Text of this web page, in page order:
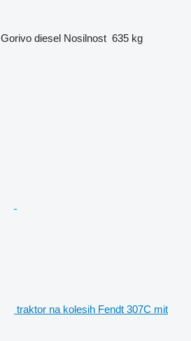
Gorivo diesel Nosilnost 635 kg
traktor na kolesih Fendt 307C mit